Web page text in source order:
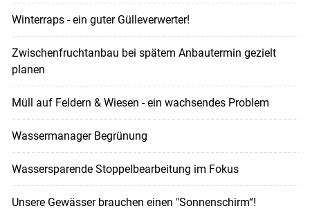
Winterraps - ein guter Gülleverwerter!
Zwischenfruchtanbau bei spätem Anbautermin gezielt
planen
Müll auf Feldern & Wiesen - ein wachsendes Problem
Wassermanager Begrünung
Wassersparende Stoppelbearbeitung im Fokus
Unsere Gewässer brauchen einen "Sonnenschirm“!